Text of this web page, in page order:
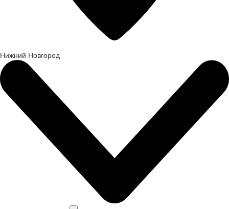
Нижний Новгород